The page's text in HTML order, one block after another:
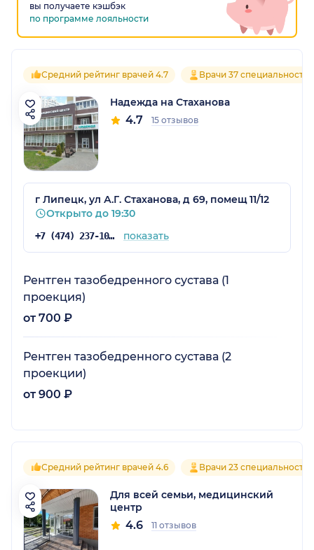
вы получаете кэшбэк
по программе лояльности
Средний рейтинг врачей 4.7 Врачи 37 специальностей
Надежда на Стаханова
4.7 15 отзывов
г Липецк, ул А.Г. Стаханова, д 69, помещ 11/12
Открыто до 19:30
+7 (474) 237-10-04 показать
Рентген тазобедренного сустава (1
проекция)
от 700 ₽
Рентген тазобедренного сустава (2
проекции)
от 900 ₽
Средний рейтинг врачей 4.6 Врачи 23 специальностей
Для всей семьи, медицинский
центр
4.6 11 отзывов